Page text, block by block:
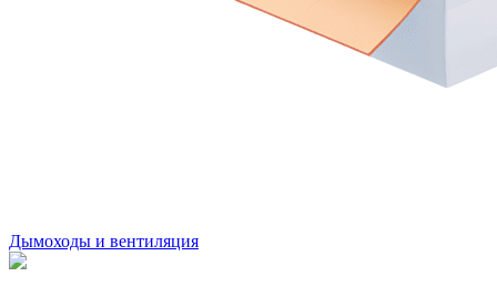
Дымоходы и вентиляция